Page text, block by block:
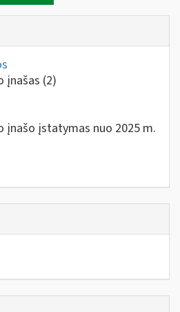
įnašas (2)
įnašo įstatymas nuo 2025 m.